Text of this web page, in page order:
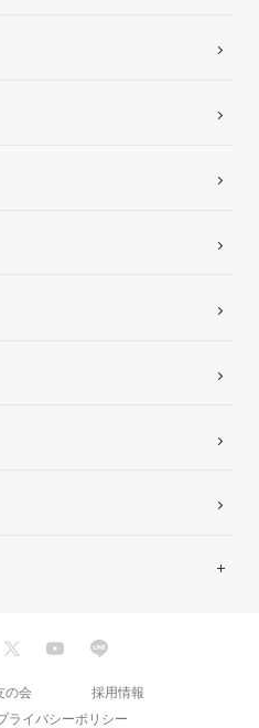
の会
採用情報
ライバシーポリシー